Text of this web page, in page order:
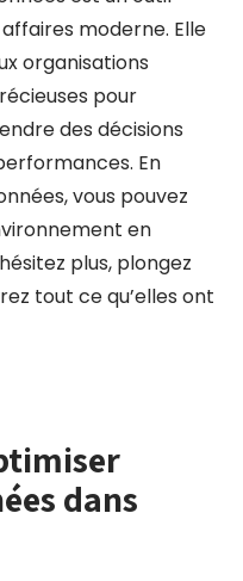
moderne. Elle
organisations
pour
des décisions
En
vous pouvez
en
plus, plongez
tout ce qu’elles ont
dans